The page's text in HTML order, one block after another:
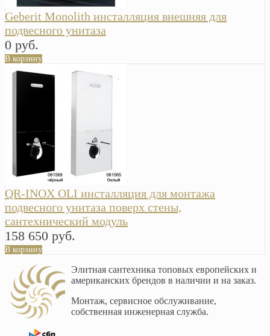
Geberit Monolith инсталляция внешняя для
подвесного унитаза
0 руб.
В корзину
QR-INOX OLI инсталляция для монтажа
подвесного унитаза поверх стены,
сантехнический модуль
158 650 руб.
В корзину
Элитная сантехника топовых европейских и
американских брендов в наличии и на заказ.
Монтаж, сервисное обслуживание,
собственная инженерная служба.